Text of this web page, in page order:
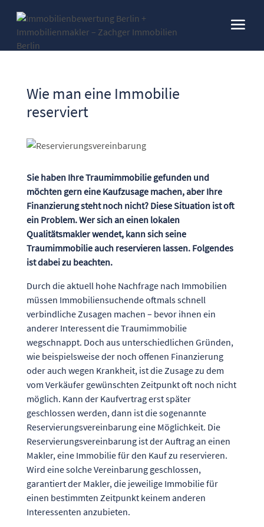
Wie man eine Immobilie
reserviert
Sie haben Ihre Traumimmobilie gefunden und
möchten gern eine Kaufzusage machen, aber Ihre
Finanzierung steht noch nicht? Diese Situation ist oft
ein Problem. Wer sich an einen lokalen
Qualitätsmakler wendet, kann sich seine
Traumimmobilie auch reservieren lassen. Folgendes
ist dabei zu beachten.
Durch die aktuell hohe Nachfrage nach Immobilien
müssen Immobiliensuchende oftmals schnell
verbindliche Zusagen machen – bevor ihnen ein
anderer Interessent die Traumimmobilie
wegschnappt. Doch aus unterschiedlichen Gründen,
wie beispielsweise der noch offenen Finanzierung
oder auch wegen Krankheit, ist die Zusage zu dem
vom Verkäufer gewünschten Zeitpunkt oft noch nicht
möglich. Kann der Kaufvertrag erst später
geschlossen werden, dann ist die sogenannte
Reservierungsvereinbarung eine Möglichkeit. Die
Reservierungsvereinbarung ist der Auftrag an einen
Makler, eine Immobilie für den Kauf zu reservieren.
Wird eine solche Vereinbarung geschlossen,
garantiert der Makler, die jeweilige Immobilie für
einen bestimmten Zeitpunkt keinem anderen
Interessenten anzubieten.